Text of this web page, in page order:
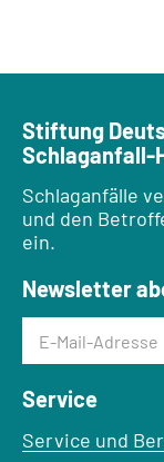
Stiftung
Schlaganfall-
Schlaganfälle
und den
ein.
Newsletter
E-Mail-Adresse
Service
Service und